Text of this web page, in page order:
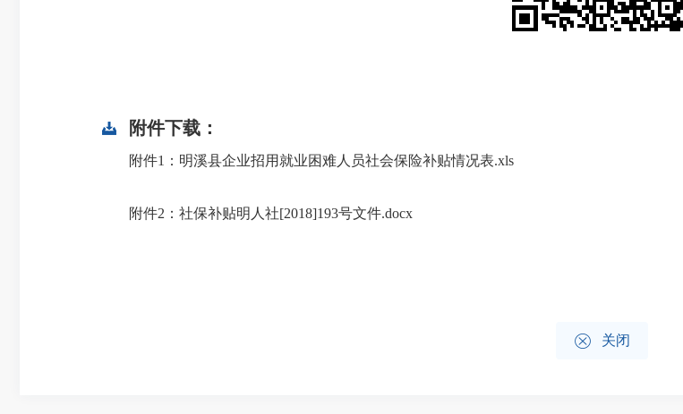
附件下载：
附件1：明溪县企业招用就业困难人员社会保险补贴情况表.xls
附件2：社保补贴明人社[2018]193号文件.docx
 关闭